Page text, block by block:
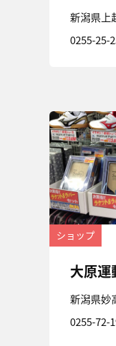
新潟県上
0255-25-
ショップ
大原
新潟県妙
0255-72-